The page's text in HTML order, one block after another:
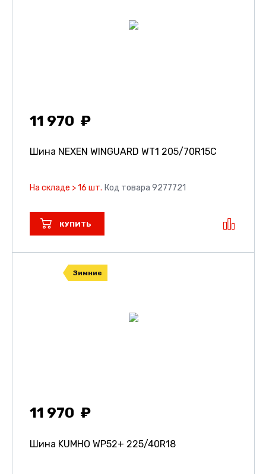
11 970
Шина NEXEN WINGUARD WT1 205/70R15C
На складе > 16 шт. Код товара 9277721
КУПИТЬ
Зимние
11 970
Шина KUMHO WP52+ 225/40R18